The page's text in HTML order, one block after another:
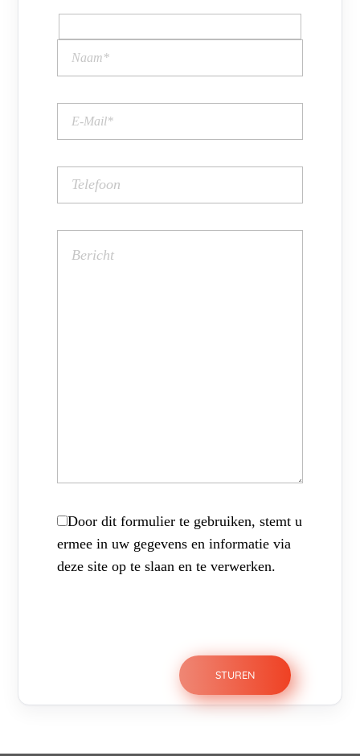
Door dit formulier te gebruiken, stemt u
ermee in uw gegevens en informatie via
deze site op te slaan en te verwerken.